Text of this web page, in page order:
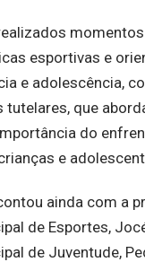
esportivas e
e adolescência,
tutelares, que
do
e
ainda com a
de Esportes,
de Juventude,